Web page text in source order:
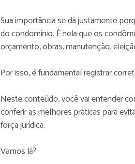
Sua importância se dá justamente
do condomínio. É nela que os
orçamento, obras, manutenção,
Por isso, é fundamental registrar
Neste conteúdo, você vai entender
conferir as melhores práticas para
força jurídica.
Vamos lá?